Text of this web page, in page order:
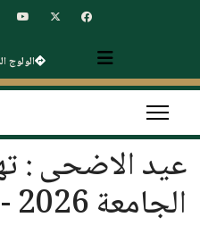
الولوج
عيد الاضحى :
الجامعة 2026 - 1447